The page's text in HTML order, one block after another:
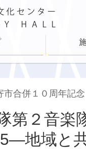
合併１０周年記念
第２音
地域と